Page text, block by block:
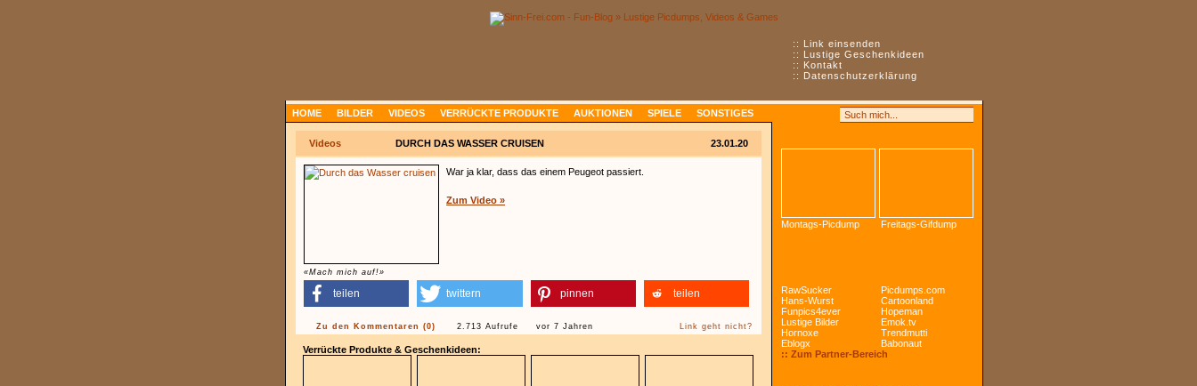
:: Link einsenden
:: Lustige Geschenkideen
:: Kontakt
:: Datenschutzerklärung
HOME BILDER VIDEOS VERRÜCKTE PRODUKTE AUKTIONEN SPIELE SONSTIGES
Videos 23.01.20
DURCH DAS WASSER CRUISEN
«Mach mich auf!»
War ja klar, dass das einem Peugeot passiert.
Zum Video »
teilen twittern pinnen teilen
Zu den Kommentaren (0) 2.713 Aufrufe vor 7 Jahren Link geht nicht?
Verrückte Produkte & Geschenkideen:
Montags-Picdump Freitags-Gifdump
RawSucker
Picdumps.com
Hans-Wurst
Cartoonland
Funpics4ever
Hopeman
Lustige Bilder
Emok.tv
Hornoxe
Trendmutti
Eblogx
Babonaut
:: Zum Partner-Bereich